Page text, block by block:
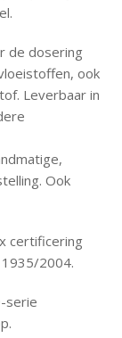
de dosering
ook
Leverbaar in
Ook
certificering
2004.
serie